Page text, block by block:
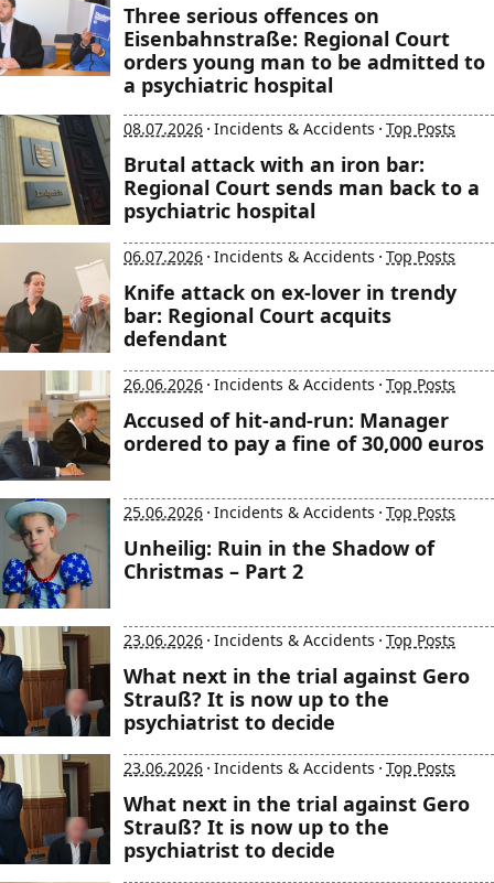
Three serious offences on
Eisenbahnstraße: Regional Court
orders young man to be admitted to
a psychiatric hospital
08.07.2026 · Incidents & Accidents · Top Posts
Brutal attack with an iron bar:
Regional Court sends man back to a
psychiatric hospital
06.07.2026 · Incidents & Accidents · Top Posts
Knife attack on ex-lover in trendy
bar: Regional Court acquits
defendant
26.06.2026 · Incidents & Accidents · Top Posts
Accused of hit-and-run: Manager
ordered to pay a fine of 30,000 euros
25.06.2026 · Incidents & Accidents · Top Posts
Unheilig: Ruin in the Shadow of
Christmas – Part 2
23.06.2026 · Incidents & Accidents · Top Posts
What next in the trial against Gero
Strauß? It is now up to the
psychiatrist to decide
23.06.2026 · Incidents & Accidents · Top Posts
What next in the trial against Gero
Strauß? It is now up to the
psychiatrist to decide